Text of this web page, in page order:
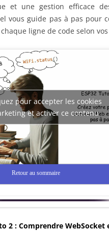
et une gestion efficace
vous guide pas à pas pour
ligne de code selon
pour accepter les cookies
et activer ce contenu
Retour au sommaire
2 : Comprendre WebSocket